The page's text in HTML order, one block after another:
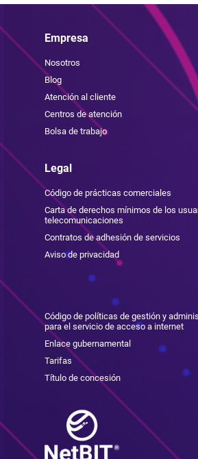
Empresa
Nosotros
Blog
Atención al cliente
Centros de atención
Bolsa de trabajo
Legal
Código de prácticas comerciales
Carta de derechos mínimos de los
telecomunicaciones
Contratos de adhesión de servicios
Aviso de privacidad
Código de políticas de gestión y
para el servicio de acceso a internet
Enlace gubernamental
Tarifas
Título de concesión